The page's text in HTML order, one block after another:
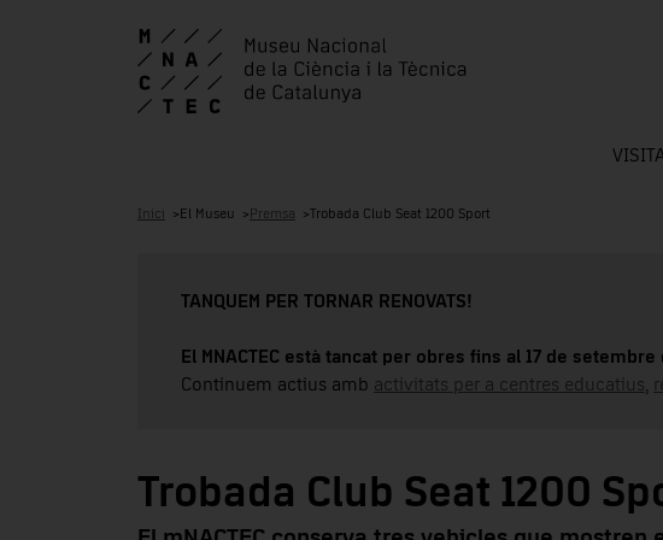
Inici El Museu Premsa Trobada Club Seat 1200 Sport
TANQUEM PER TORNAR RENOVATS!
El MNACTEC està tancat per obres fins al 17 de setembre
Continuem actius amb activitats per a centres educatius
Trobada Club Seat 1200